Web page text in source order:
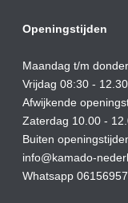
Openingstijden
Maandag t/m
Vrijdag 08:30 -
Afwijkende
Zaterdag 10.00 -
Buiten
info@kamado-
Whatsapp